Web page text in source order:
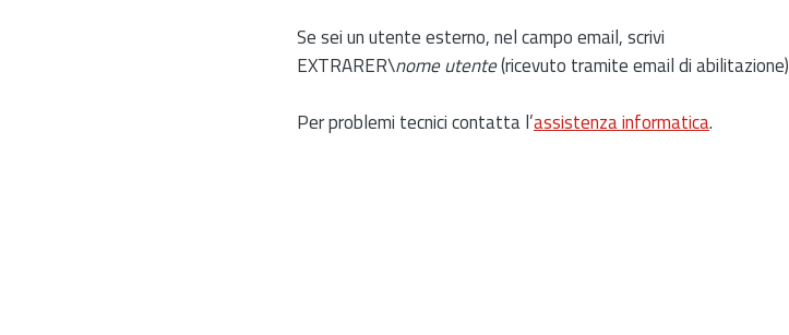
Se sei un utente esterno, nel campo email, scrivi
EXTRARER\nome utente(ricevuto tramite email di abilitazione)
Per problemi tecnici contatta l’assistenza informatica.